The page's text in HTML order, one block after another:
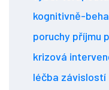
kognitivně-
poruchy příjmu
krizová
léčba závislostí